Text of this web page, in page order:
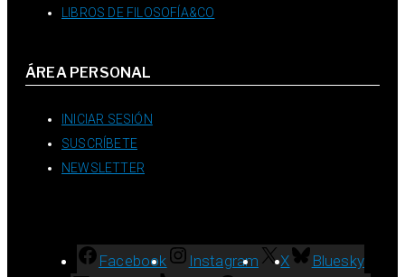
LIBROS DE FILOSOFÍA&CO
ÁREA PERSONAL
INICIAR SESIÓN
SUSCRÍBETE
NEWSLETTER
Facebook Instagram X
Bluesky